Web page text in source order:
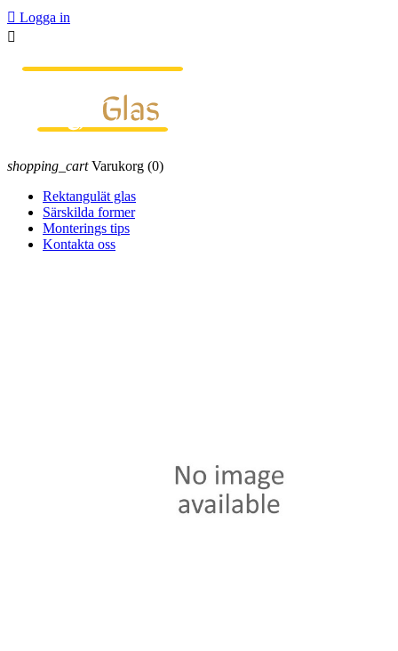
 Logga in

shopping_cart Varukorg (0)
Rektangulät glas
Särskilda former
Monterings tips
Kontakta oss